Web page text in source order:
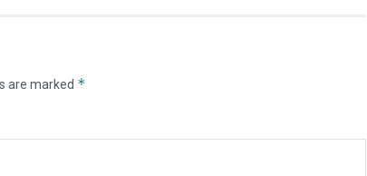
are marked *